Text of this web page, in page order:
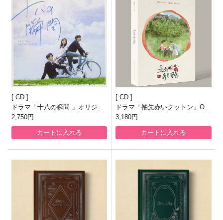
CD
ドラマ「十八の瞬間 」オリジナ
ル・サウンドトラック（日本
版）
2,750円
カートに入れる
CD
ドラマ「袖先赤いクットン」OS
T
3,180円
カートに入れる